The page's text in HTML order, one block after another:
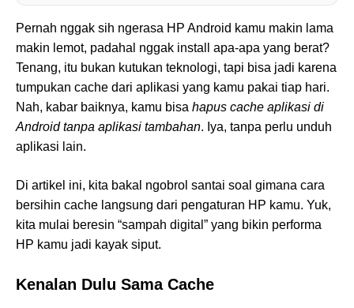
Pernah nggak sih ngerasa HP Android kamu makin lama
makin lemot, padahal nggak install apa-apa yang berat?
Tenang, itu bukan kutukan teknologi, tapi bisa jadi karena
tumpukan cache dari aplikasi yang kamu pakai tiap hari.
Nah, kabar baiknya, kamu bisa hapus cache aplikasi di
Android tanpa aplikasi tambahan. Iya, tanpa perlu unduh
aplikasi lain.
Di artikel ini, kita bakal ngobrol santai soal gimana cara
bersihin cache langsung dari pengaturan HP kamu. Yuk,
kita mulai beresin “sampah digital” yang bikin performa
HP kamu jadi kayak siput.
Kenalan Dulu Sama Cache